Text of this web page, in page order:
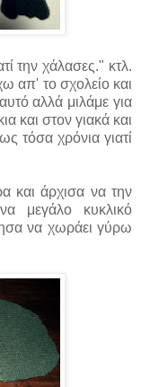
την χάλασες." κτλ.
απ' το σχολείο και
αλλά μιλάμε για
και στον γιακά και
τόσα χρόνια γιατί
και άρχισα να την
μεγάλο κυκλικό
να χωράει γύρω